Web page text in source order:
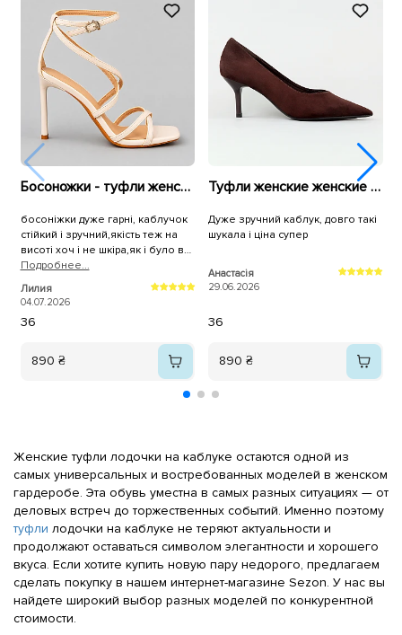
Босоножки - туфли женские 595924 Бежевые
босоніжки дуже гарні, каблучок
стійкий і зручний,якість теж на
висоті хоч і не шкіра,як і було в
описі сказано.Все прийшло дуже
вдячна.Рекомендую, не
Подробнее...
Лилия
04.07.2026
36
890 ₴
Туфли женские женские 595944 Коричневые
Дуже зручний каблук, довго такі
шукала і ціна супер
Анастасія
29.06.2026
36
890 ₴
Женские туфли лодочки на каблуке остаются одной из
самых универсальных и востребованных моделей в женском
гардеробе. Эта обувь уместна в самых разных ситуациях — от
деловых встреч до торжественных событий. Именно поэтому
туфли лодочки на каблуке не теряют актуальности и
продолжают оставаться символом элегантности и хорошего
вкуса. Если хотите купить новую пару недорого, предлагаем
сделать покупку в нашем интернет-магазине Sezon. У нас вы
найдете широкий выбор разных моделей по конкурентной
стоимости.